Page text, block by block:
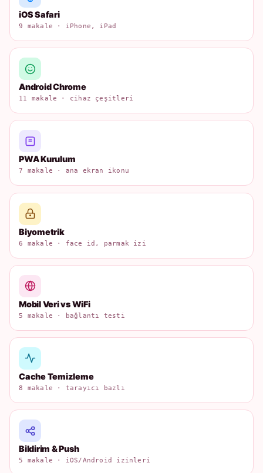
iOS Safari
9 makale · iPhone, iPad
Android Chrome
11 makale · cihaz çeşitleri
PWA Kurulum
7 makale · ana ekran ikonu
Biyometrik
6 makale · face id, parmak izi
Mobil Veri vs WiFi
5 makale · bağlantı testi
Cache Temizleme
8 makale · tarayıcı bazlı
Bildirim & Push
5 makale · iOS/Android izinleri